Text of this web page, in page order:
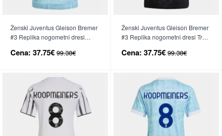
Ženski Juventus Gleison Bremer
#3 Replika nogometni dresi
Cena: 37.75€ 99.38€
Ženski Juventus Gleison Bremer
#3 Replika nogometni dresi Tretji
Cena: 37.75€ 99.38€